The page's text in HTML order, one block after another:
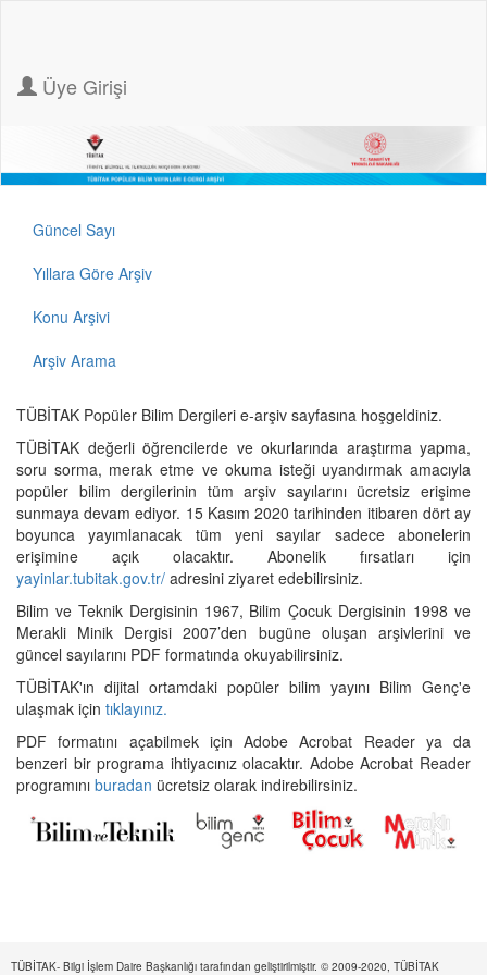
Üye Girişi
Güncel Sayı
Yıllara Göre Arşiv
Konu Arşivi
Arşiv Arama
TÜBİTAK Popüler Bilim Dergileri e-arşiv sayfasına hoşgeldiniz.
TÜBİTAK değerli öğrencilerde ve okurlarında araştırma yapma,
soru sorma, merak etme ve okuma isteği uyandırmak amacıyla
popüler bilim dergilerinin tüm arşiv sayılarını ücretsiz erişime
sunmaya devam ediyor. 15 Kasım 2020 tarihinden itibaren dört ay
boyunca yayımlanacak tüm yeni sayılar sadece abonelerin
erişimine açık olacaktır. Abonelik fırsatları için
yayinlar.tubitak.gov.tr/ adresini ziyaret edebilirsiniz.
Bilim ve Teknik Dergisinin 1967, Bilim Çocuk Dergisinin 1998 ve
Merakli Minik Dergisi 2007’den bugüne oluşan arşivlerini ve
güncel sayılarını PDF formatında okuyabilirsiniz.
TÜBİTAK'ın dijital ortamdaki popüler bilim yayını Bilim Genç'e
ulaşmak için tıklayınız.
PDF formatını açabilmek için Adobe Acrobat Reader ya da
benzeri bir programa ihtiyacınız olacaktır. Adobe Acrobat Reader
programını buradan ücretsiz olarak indirebilirsiniz.
TÜBİTAK- Bilgi İşlem Daire Başkanlığı tarafından geliştirilmiştir. © 2009-2020, TÜBİTAK